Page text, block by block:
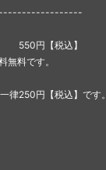
円【税込】
無料です。
律250円【税込】です。